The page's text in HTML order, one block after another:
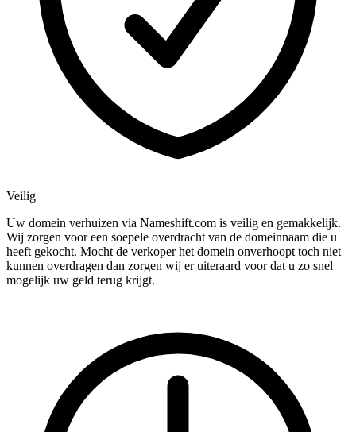
Veilig
Uw domein verhuizen via Nameshift.com is veilig en gemakkelijk.
Wij zorgen voor een soepele overdracht van de domeinnaam die u
heeft gekocht. Mocht de verkoper het domein onverhoopt toch niet
kunnen overdragen dan zorgen wij er uiteraard voor dat u zo snel
mogelijk uw geld terug krijgt.